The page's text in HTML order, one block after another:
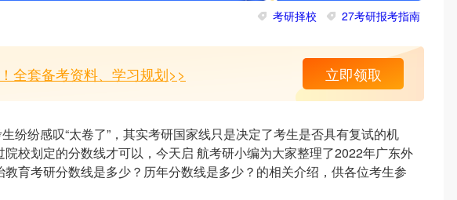
考研择校 27考研报考指南
全套备考资料、学习规划>> 立即领取
纷纷感叹“太卷了”，其实考研国家线只是决定了考生是否具有复试的机
校划定的分数线才可以，今天启 航考研小编为大家整理了2022年广东外
育考研分数线是多少？历年分数线是多少？的相关介绍，供各位考生参